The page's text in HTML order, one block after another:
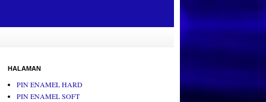
HALAMAN
PIN ENAMEL HARD
PIN ENAMEL SOFT